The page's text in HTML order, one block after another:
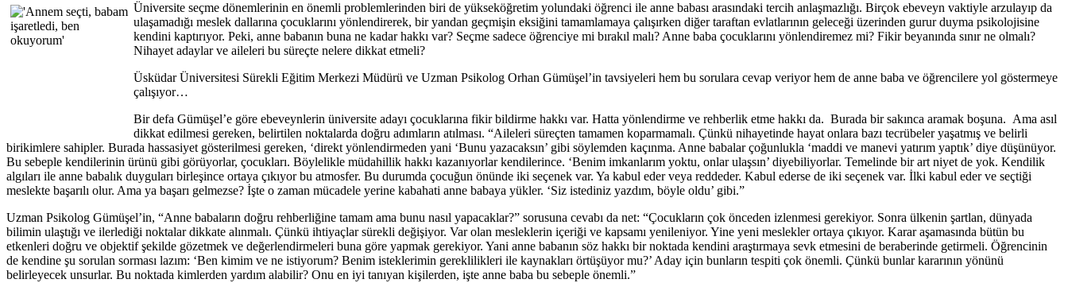
Üniversite seçme dönemlerinin en önemli problemlerinden biri de yükseköğretim yolundaki öğrenci ile anne babası arasındaki tercih anlaşmazlığı. Birçok ebeveyn vaktiyle arzulayıp da
ulaşamadığı meslek dallarına çocuklarını yönlendirerek, bir yandan geçmişin eksiğini tamamlamaya çalışırken diğer taraftan evlatlarının geleceği üzerinden gurur duyma psikolojisine
kendini kaptırıyor. Peki, anne babanın buna ne kadar hakkı var? Seçme sadece öğrenciye mi bırakıl malı? Anne baba çocuklarını yönlendiremez mi? Fikir beyanında sınır ne olmalı?
Nihayet adaylar ve aileleri bu süreçte nelere dikkat etmeli?
Üsküdar Üniversitesi Sürekli Eğitim Merkezi Müdürü ve Uzman Psikolog Orhan Gümüşel’in tavsiyeleri hem bu sorulara cevap veriyor hem de anne baba ve öğrencilere yol göstermeye
çalışıyor…
Bir defa Gümüşel’e göre ebeveynlerin üniversite adayı çocuklarına fikir bildirme hakkı var. Hatta yönlendirme ve rehberlik etme hakkı da. Burada bir sakınca aramak boşuna. Ama asıl
dikkat edilmesi gereken, belirtilen noktalarda doğru adımların atılması. “Aileleri süreçten tamamen koparmamalı. Çünkü nihayetinde hayat onlara bazı tecrübeler yaşatmış ve belirli
birikimlere sahipler. Burada hassasiyet gösterilmesi gereken, ‘direkt yönlendirmeden yani ‘Bunu yazacaksın’ gibi söylemden kaçınma. Anne babalar çoğunlukla ‘maddi ve manevi yatırım yaptık’ diye düşünüyor.
Bu sebeple kendilerinin ürünü gibi görüyorlar, çocukları. Böylelikle müdahillik hakkı kazanıyorlar kendilerince. ‘Benim imkanlarım yoktu, onlar ulaşsın’ diyebiliyorlar. Temelinde bir art niyet de yok. Kendilik
algıları ile anne babalık duyguları birleşince ortaya çıkıyor bu atmosfer. Bu durumda çocuğun önünde iki seçenek var. Ya kabul eder veya reddeder. Kabul ederse de iki se­çenek var. İlki kabul eder ve seçtiği
meslekte ba­şarılı olur. Ama ya başarı gelmezse? İşte o zaman mücadele yerine kabahati anne babaya yükler. ‘Siz istediniz yazdım, böyle oldu’ gibi.”
Uzman Psikolog Gümüşel’in, “Anne babaların doğru rehberliğine tamam ama bunu nasıl yapa­caklar?” sorusuna cevabı da net: “Çocukların çok önceden izlenmesi gerekiyor. Sonra ülkenin şart­lan, dünyada
bilimin ulaştığı ve ilerlediği noktalar dikkate alınmalı. Çünkü ihtiyaçlar sürekli değişi­yor. Var olan mesleklerin içeriği ve kapsamı yeni­leniyor. Yine yeni meslekler ortaya çıkıyor. Karar aşamasında bütün bu
etkenleri doğru ve objek­tif şekilde gözetmek ve değerlendirmeleri buna göre yapmak gerekiyor. Yani anne babanın söz hakkı bir noktada kendini araştırmaya sevk et­mesini de beraberinde getirmeli. Öğrencinin
de kendine şu sorulan sorması lazım: ‘Ben kimim ve ne istiyorum? Benim isteklerimin gereklilikleri ile kaynakları örtüşüyor mu?’ Aday için bunların tespiti çok önemli. Çünkü bunlar kararının yönü­nü
belirleyecek unsurlar. Bu noktada kimlerden yardım alabilir? Onu en iyi tanıyan kişilerden, işte anne baba bu sebeple önemli.”